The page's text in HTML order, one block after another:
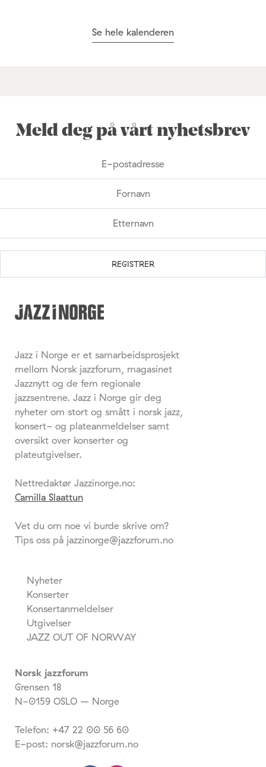
Se hele kalenderen
Meld deg på vårt nyhetsbrev
Jazz i Norge er et samarbeidsprosjekt
mellom Norsk jazzforum, magasinet
Jazznytt og de fem regionale
jazzsentrene. Jazz i Norge gir deg
nyheter om stort og smått i norsk jazz,
konsert- og plateanmeldelser samt
oversikt over konserter og
plateutgivelser.
Nettredaktør Jazzinorge.no:
Camilla Slaattun
Vet du om noe vi burde skrive om?
Tips oss på jazzinorge@jazzforum.no
Nyheter
Konserter
Konsertanmeldelser
Utgivelser
JAZZ OUT OF NORWAY
Norsk jazzforum
Grensen 18
N-0159 OSLO – Norge
Telefon: +47 22 00 56 60
E-post: norsk@jazzforum.no